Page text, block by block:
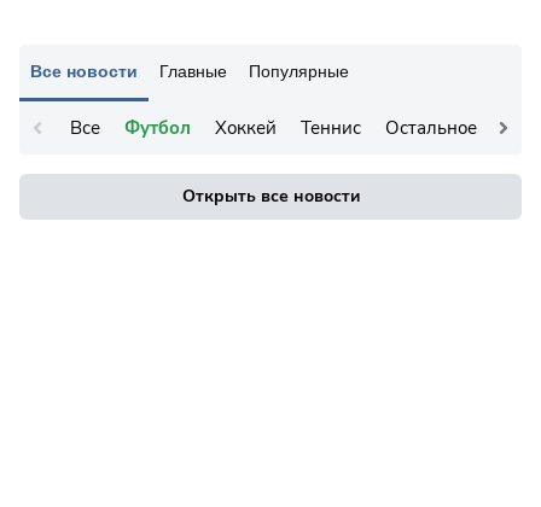
Все новости Главные Популярные
Все Футбол Хоккей Теннис Остальное
Открыть все новости